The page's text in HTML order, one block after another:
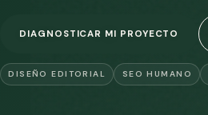
DIAGNOSTICAR MI PROYECTO
DISEÑO EDITORIAL SEO HUMANO